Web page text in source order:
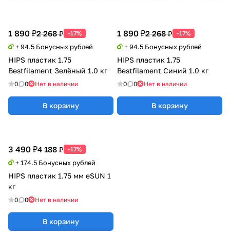
1 890 ₽2 268 ₽ -17%
+ 94.5 Бонусных рублей
HIPS пластик 1.75
Bestfilament Зелёный 1.0 кг
0 0 Нет в наличии
В корзину
1 890 ₽2 268 ₽ -17%
+ 94.5 Бонусных рублей
HIPS пластик 1.75
Bestfilament Синий 1.0 кг
0 0 Нет в наличии
В корзину
3 490 ₽4 188 ₽ -17%
+ 174.5 Бонусных рублей
HIPS пластик 1.75 мм eSUN 1
кг
0 0 Нет в наличии
В корзину